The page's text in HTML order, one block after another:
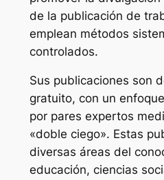
de la publicación de
emplean métodos
controlados.
Sus publicaciones son
gratuito, con un
por pares expertos
«doble ciego». Estas
diversas áreas del
educación, ciencias